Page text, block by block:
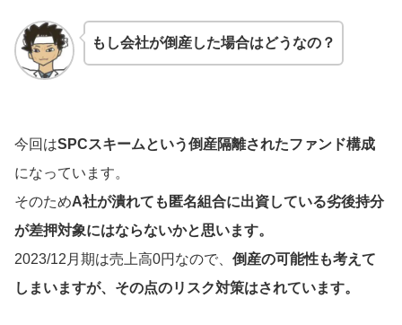
もし会社が倒産した場合はどうなの？
今回はSPCスキームという倒産隔離されたファンド構成
になっています。
そのためA社が潰れても匿名組合に出資している劣後持分
が差押対象にはならないかと思います。
2023/12月期は売上高0円なので、 倒産の可能性も考えて
しまいますが、その点のリスク対策はされています。